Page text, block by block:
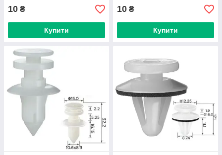
10 ₴
Купити
10 ₴
Купити